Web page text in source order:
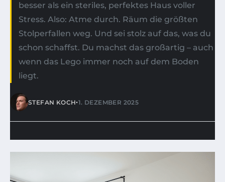
besser als ein steriles, perfektes Haus voller
Stress. Also: Atme durch. Räum die größten
Stolperfallen weg. Und sei stolz auf das, was du
schon schaffst. Du machst das großartig – auch
wenn das Lego immer noch auf dem Boden
liegt.
STEFAN KOCH•1. DEZEMBER 2025